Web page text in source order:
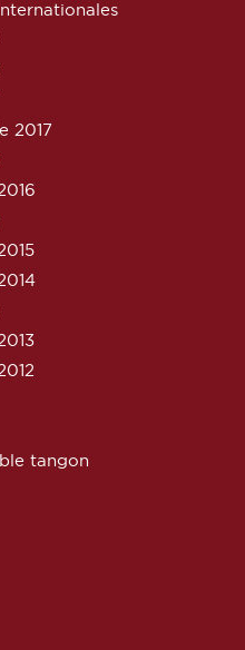
2017
tangon